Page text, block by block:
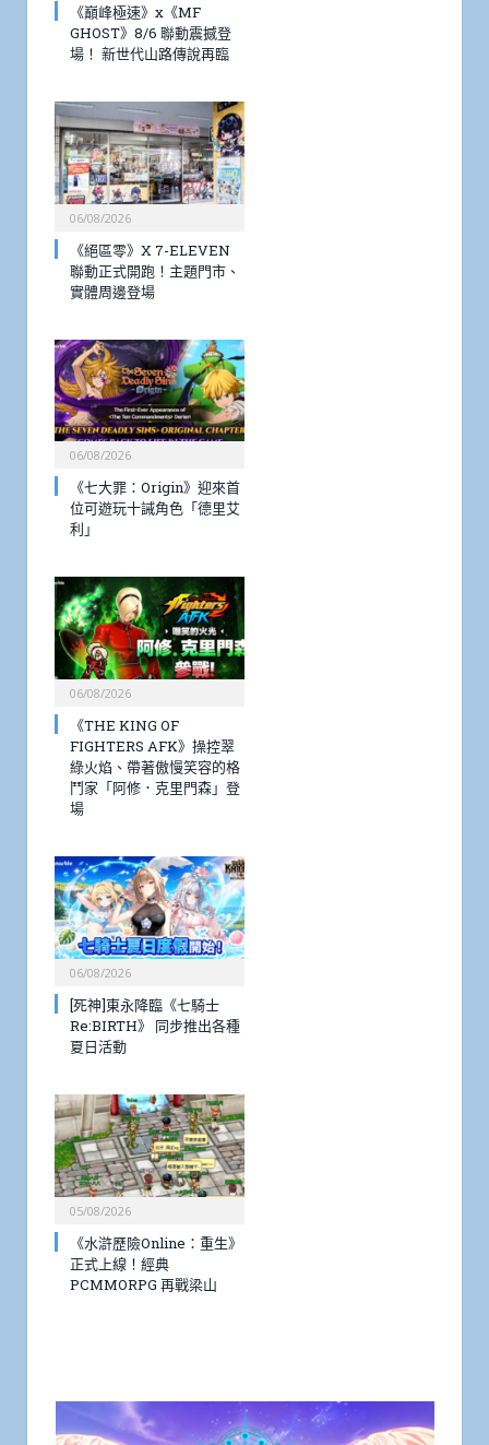
《巔峰極速》x《MF
GHOST》8/6 聯動震撼登
場！ 新世代山路傳說再臨
06/08/2026
《絕區零》X 7-ELEVEN
聯動正式開跑！主題門市、
實體周邊登場
06/08/2026
《七大罪：Origin》迎來首
位可遊玩十誡角色「德里艾
利」
06/08/2026
《THE KING OF
FIGHTERS AFK》操控翠
綠火焰、帶著傲慢笑容的格
鬥家「阿修．克里門森」登
場
06/08/2026
[死神]東永降臨《七騎士
Re:BIRTH》 同步推出各種
夏日活動
05/08/2026
《水滸歷險Online：重生》
正式上線！經典
PCMMORPG 再戰梁山